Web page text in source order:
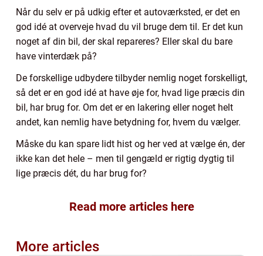
Når du selv er på udkig efter et autoværksted, er det en
god idé at overveje hvad du vil bruge dem til. Er det kun
noget af din bil, der skal repareres? Eller skal du bare
have vinterdæk på?
De forskellige udbydere tilbyder nemlig noget forskelligt,
så det er en god idé at have øje for, hvad lige præcis din
bil, har brug for. Om det er en lakering eller noget helt
andet, kan nemlig have betydning for, hvem du vælger.
Måske du kan spare lidt hist og her ved at vælge én, der
ikke kan det hele – men til gengæld er rigtig dygtig til
lige præcis dét, du har brug for?
Read more articles here
More articles